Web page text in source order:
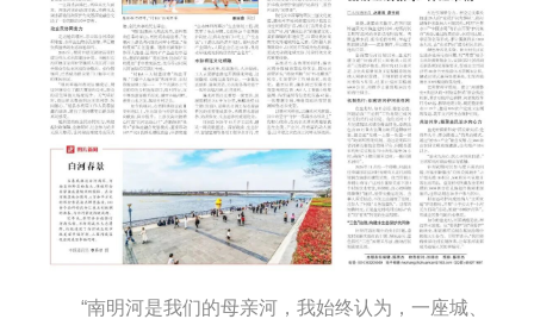
“南明河是我们的母亲河，我始终认为，一座城、